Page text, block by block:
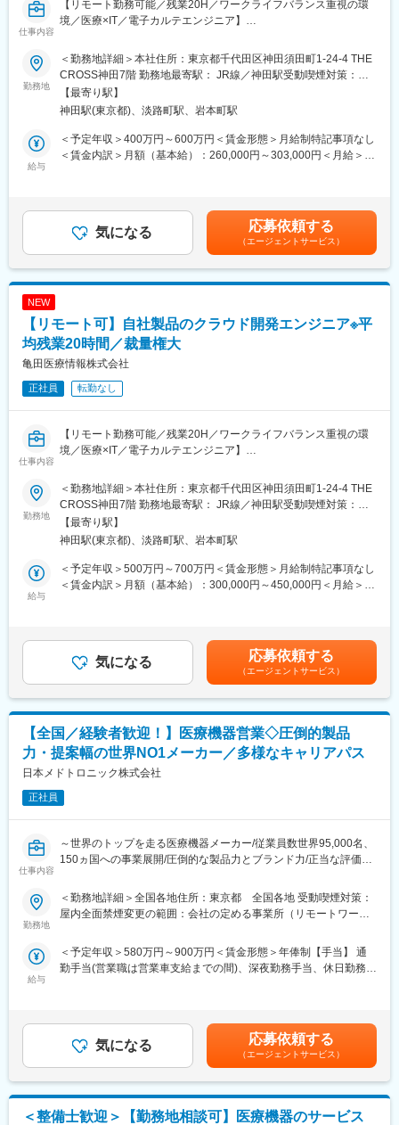
変更の範囲：会社の定める業務
・医療従事者へのトレーニングなど
■同社の魅力
・当社の診断機器は適切な治療をする上で非常に重要で、高いシ
ェアも持っているなど、医療現場のお客様から高く評価されてい
ます。検査だけに留まらず、臨床医へのフィードバックまで一貫
して携わることができるのも大きなやりがいです。また、目標達
成率だけでなく、会社として定めている注力製品に対してのイン
センティブなどもあります。
クホルダーを意識して社内のリソースを活用しながら進めていく
ことが可能です。
6万5千人となっています。国外だけでなく、日本の福島にも生産
変更の範囲：会社の定める業務
仕事内容
【リモート勤務可能／残業20H／ワークライフバランス重視の環
境／医療×IT／電子カルテエンジニア】
■業務概要：
当社メインプロダクトである電子カルテシステムのクラウド版の
提供がスタートし、クリニックや病院などの医療施設に導入が進
んでいます。本ポジションでは自社電子カルテシステムの開発エ
ンジニアを募集しています。
■業務詳細：
オンプレ環境で提供しているWEB型電子カルテシステムの開発を
Azureを始めクラウド基盤を活用するSaaS・WebAPIの開発に携
わっていただきます。
・コミュニケーションツール：Slack、Google Meet
■働き方：
本ポジションはリモート（在宅勤務）で就業可能です。ご自宅で
の業務が可能ですので全国どこに居住されても問題ありません。※
■研修：
本社周辺を予定しており、会社の用意したホテルから勤務いただ
想定しております。
■特徴：
当社初めてのクラウドサービスとして、2021年1月にクラウドカ
ルテ「blanc(ブラン)」がサービスローンチされました。クラウド
ネイティブのサービスローンチ直後にジョインいただくことにな
るため、まずはオンプレ環境の開発からお任せしますが、ゆくゆ
の上流工程からシステム開発に携わることもできます。
※ご入社後は経験やスキルに応じてお任せしていく予定（半年前後
想定）
変更の範囲：会社の定める業務
勤務地
＜勤務地詳細＞本社住所：東京都千代田区神田須田町1-24-4 THE
CROSS神田7階 勤務地最寄駅： JR線／神田駅受動喫煙対策：屋
内全面禁煙変更の範囲：会社の定める事業所（リモートワーク含
む）
【最寄り駅】
神田駅(東京都)、淡路町駅、岩本町駅
給与
＜予定年収＞400万円～600万円＜賃金形態＞月給制特記事項なし
＜賃金内訳＞月額（基本給）：260,000円～303,000円＜月給＞
収32歳：500万円43歳：680万円（管理職）賃金はあくまでも目
安の金額であり、選考を通じて上下する可能性があります。月給
(月額)は固定手当を含めた表記です。
気になる 応募依頼する
（エージェントサービス）
NEW
【リモート可】自社製品のクラウド開発エンジニア※平
均残業20時間／裁量権大
亀田医療情報株式会社
正社員 転勤なし
仕事内容
【リモート勤務可能／残業20H／ワークライフバランス重視の環
境／医療×IT／電子カルテエンジニア】
■概要／採用背景：
当社のメインプロダクトである電子カルテシステムのクラウド版
の提供がスタートし、クリニックや病院などの医療施設に導入が
進んでいます。継続的な新規導入に加え、より利便性を高めクラ
イアントの業務改善に寄与していくために新たにエンジニアを募
集いたします。
■職務内容：
も、どこでもカルテを確認が出来るように各種デバイスから確認
を出来るようにPJを発足いたしました。
・電子カルテと各部門システムを接続，情報連携するインターフ
ェイスアプリケーションの開発、障害発生時の調査
・クラウドカルテと院内部門システムを連携するサービスやAPI群
■ミッション：自社開発サービスの電子カルテをとりまく、医療機
総合的な医療情報サービスをお客様に届けること。
越えたメンバー構成です。
Slack・GoogleWorkspace・Notionなどをコミュニケーションツ
ールとして活用し随時情報を共有し開発を進めていただきます。
※ご入社後は経験やスキルに応じてお任せしていく予定（半年前後
想定）
・IDE：Visual Studio VS Code
勤務地
＜勤務地詳細＞本社住所：東京都千代田区神田須田町1-24-4 THE
CROSS神田7階 勤務地最寄駅： JR線／神田駅受動喫煙対策：屋
内全面禁煙変更の範囲：会社の定める事業所（リモートワーク含
む）
【最寄り駅】
神田駅(東京都)、淡路町駅、岩本町駅
給与
＜予定年収＞500万円～700万円＜賃金形態＞月給制特記事項なし
＜賃金内訳＞月額（基本給）：300,000円～450,000円＜月給＞
までも目安の金額であり、選考を通じて上下する可能性がありま
す。月給(月額)は固定手当を含めた表記です。
気になる 応募依頼する
（エージェントサービス）
【全国／経験者歓迎！】医療機器営業◇圧倒的製品
力・提案幅の世界NO1メーカー／多様なキャリアパス
日本メドトロニック株式会社
正社員
仕事内容
～世界のトップを走る医療機器メーカー/従業員数世界95,000名、
150ヵ国への事業展開/圧倒的な製品力とブランド力/正当な評価体
いう社会貢献度～
■企業の特徴／魅力：
て最前線で業界をリードしています。当社は1949年の設立以来、
医療技術の革新を続け、電池式体外型ペースメーカの開発やリー
おすすめです。
■評価制度：
社員の努力と成果を正当に評価するインセンティブ制度が充実し
ています。
100%達成の場合は3桁の支給が見込めます。
勤務地
＜勤務地詳細＞全国各地住所：東京都 全国各地 受動喫煙対策：
屋内全面禁煙変更の範囲：会社の定める事業所（リモートワーク
給与
＜予定年収＞580万円～900万円＜賃金形態＞年俸制【手当】 通
勤手当(営業職は営業車支給までの間)、深夜勤務手当、休日勤務手
年目の場合固定年収 600万円 インセンティブ 400万円賃金は
あくまでも目安の金額であり、選考を通じて上下する可能性があ
ります。月給(月額)は固定手当を含めた表記です。
気になる 応募依頼する
（エージェントサービス）
＜整備士歓迎＞【勤務地相談可】医療機器のサービス